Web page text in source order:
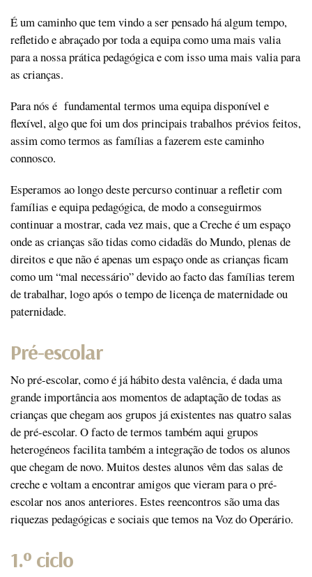
É um caminho que tem vindo a ser pensado há algum tempo,
refletido e abraçado por toda a equipa como uma mais valia
para a nossa prática pedagógica e com isso uma mais valia para
as crianças.
Para nós é fundamental termos uma equipa disponível e
flexível, algo que foi um dos principais trabalhos prévios feitos,
assim como termos as famílias a fazerem este caminho
connosco.
Esperamos ao longo deste percurso continuar a refletir com
famílias e equipa pedagógica, de modo a conseguirmos
continuar a mostrar, cada vez mais, que a Creche é um espaço
onde as crianças são tidas como cidadãs do Mundo, plenas de
direitos e que não é apenas um espaço onde as crianças ficam
como um “mal necessário” devido ao facto das famílias terem
de trabalhar, logo após o tempo de licença de maternidade ou
paternidade.
Pré-escolar
No pré-escolar, como é já hábito desta valência, é dada uma
grande importância aos momentos de adaptação de todas as
crianças que chegam aos grupos já existentes nas quatro salas
de pré-escolar. O facto de termos também aqui grupos
heterogéneos facilita também a integração de todos os alunos
que chegam de novo. Muitos destes alunos vêm das salas de
creche e voltam a encontrar amigos que vieram para o pré-
escolar nos anos anteriores. Estes reencontros são uma das
riquezas pedagógicas e sociais que temos na Voz do Operário.
1.º ciclo